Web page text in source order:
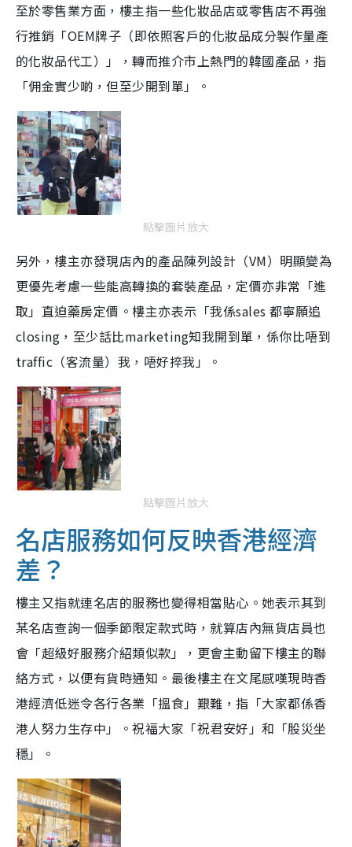
至於零售業方面，樓主指一些化妝品店或零售店不再強
行推銷「OEM牌子（即依照客戶的化妝品成分製作量產
的化妝品代工）」，轉而推介市上熱門的韓國產品，指
「佣金實少啲，但至少開到單」。
點擊圖片放大
另外，樓主亦發現店內的產品陳列設計（VM）明顯變為
更優先考慮一些能高轉換的套裝產品，定價亦非常「進
取」直迫藥房定價。樓主亦表示「我係sales 都寧願追
closing，至少話比marketing知我開到單，係你比唔到
traffic（客流量）我，唔好捽我」。
點擊圖片放大
名店服務如何反映香港經濟
差？
樓主又指就連名店的服務也變得相當貼心。她表示其到
某名店查詢一個季節限定款式時，就算店內無貨店員也
會「超級好服務介紹類似款」，更會主動留下樓主的聯
絡方式，以便有貨時通知。最後樓主在文尾感嘆現時香
港經濟低迷令各行各業「搵食」艱難，指「大家都係香
港人努力生存中」。祝福大家「祝君安好」和「股災坐
穩」。